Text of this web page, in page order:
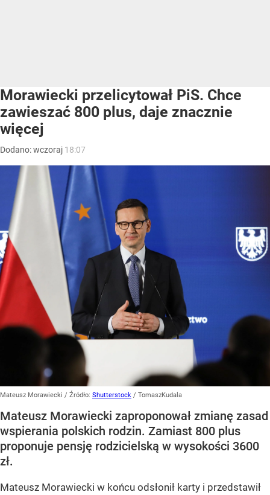
Morawiecki przelicytował PiS. Chce
zawieszać 800 plus, daje znacznie
więcej
Dodano:wczoraj 18:07
Mateusz Morawiecki / Źródło: Shutterstock / TomaszKudala
Mateusz Morawiecki zaproponował zmianę zasad
wspierania polskich rodzin. Zamiast 800 plus
proponuje pensję rodzicielską w wysokości 3600
zł.
Mateusz Morawiecki w końcu odsłonił karty i przedstawił